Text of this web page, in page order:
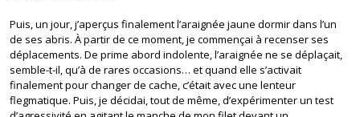
Puis, un jour, j’aperçus finalement l’araignée jaune dormir dans l’un
de ses abris. À partir de ce moment, je commençai à recenser ses
déplacements. De prime abord indolente, l’araignée ne se déplaçait,
semble-t-il, qu’à de rares occasions… et quand elle s’activait
finalement pour changer de cache, c’était avec une lenteur
flegmatique. Puis, je décidai, tout de même, d’expérimenter un test